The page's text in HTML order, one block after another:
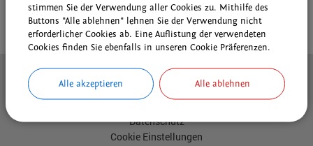
Kostenlose und individuelle DigiFIT-Beratung im Kulturhof H7...mehr
weitere Veranstaltungen ...
Kontakt
Inhaltsverzeichnis
Datenschutz
Cookie Einstellungen
stimmen Sie der Verwendung aller Cookies zu. Mithilfe des
Buttons "Alle ablehnen" lehnen Sie der Verwendung nicht
erforderlicher Cookies ab. Eine Auflistung der verwendeten
Cookies finden Sie ebenfalls in unseren Cookie Präferenzen.
Alle akzeptieren Alle ablehnen